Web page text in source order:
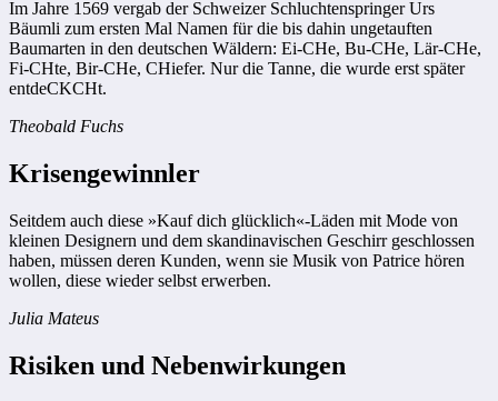
Im Jahre 1569 vergab der Schweizer Schluchtenspringer Urs
Bäumli zum ersten Mal Namen für die bis dahin ungetauften
Baumarten in den deutschen Wäldern: Ei-CHe, Bu-CHe, Lär-CHe,
Fi-CHte, Bir-CHe, CHiefer. Nur die Tanne, die wurde erst später
entdeCKCHt.
Theobald Fuchs
Krisengewinnler
Seitdem auch diese »Kauf dich glücklich«-Läden mit Mode von
kleinen Designern und dem skandinavischen Geschirr geschlossen
haben, müssen deren Kunden, wenn sie Musik von Patrice hören
wollen, diese wieder selbst erwerben.
Julia Mateus
Risiken und Nebenwirkungen